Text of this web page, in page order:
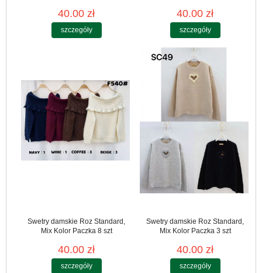
40.00 zł
szczegóły
40.00 zł
szczegóły
Swetry damskie Roz Standard,
Mix Kolor Paczka 8 szt
40.00 zł
szczegóły
Swetry damskie Roz Standard,
Mix Kolor Paczka 3 szt
40.00 zł
szczegóły